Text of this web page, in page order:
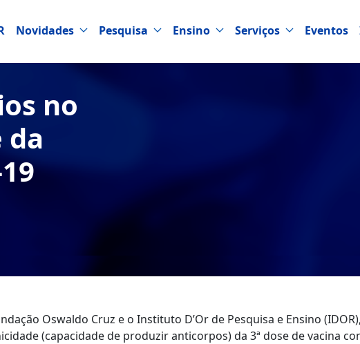
Novidades Pesquisa Ensino Serviços Eventos
no
da
Oswaldo Cruz e o Instituto D’Or de Pesquisa e Ensino
(capacidade de produzir anticorpos) da 3ª dose de vacina